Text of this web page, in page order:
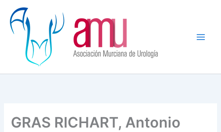
contenido
GRAS RICHART, Antonio